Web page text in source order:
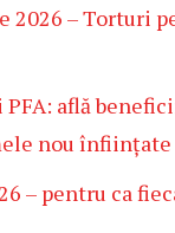
2026 – Torturi
PFA: află
nou înființate
– pentru ca